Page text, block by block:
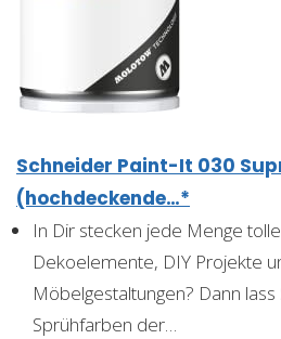
Schneider Paint-It 030
(hochdeckende…*
In Dir stecken jede Menge
Dekoelemente, DIY Projekte
Möbelgestaltungen? Dann
Sprühfarben der…